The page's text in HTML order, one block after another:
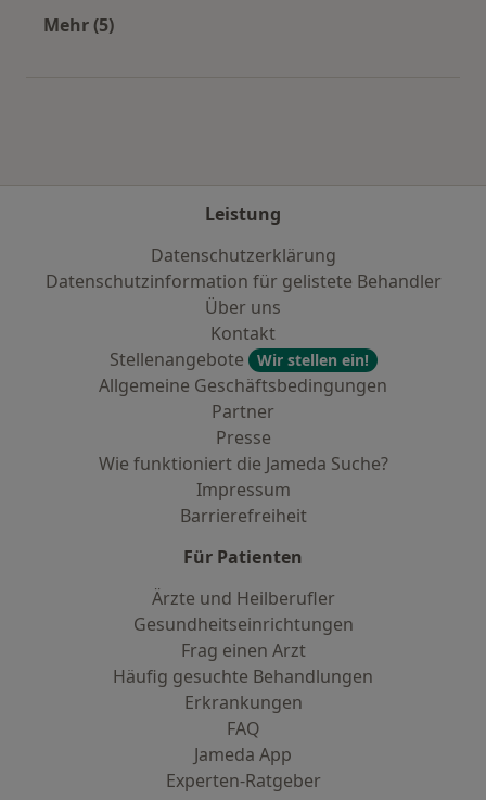
Mehr (5)
Leistung
Datenschutzerklärung
Datenschutzinformation für gelistete Behandler
Über uns
Kontakt
Stellenangebote
Wir stellen ein!
Allgemeine Geschäftsbedingungen
Partner
Presse
Wie funktioniert die Jameda Suche?
Impressum
Barrierefreiheit
Für Patienten
Ärzte und Heilberufler
Gesundheitseinrichtungen
Frag einen Arzt
Häufig gesuchte Behandlungen
Erkrankungen
FAQ
Jameda App
Experten-Ratgeber